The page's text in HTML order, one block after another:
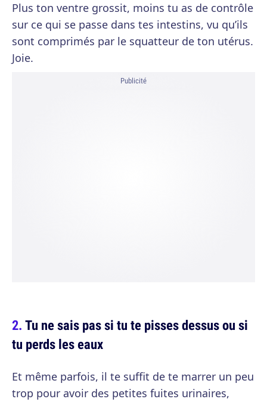
Plus ton ventre grossit, moins tu as de contrôle
sur ce qui se passe dans tes intestins, vu qu’ils
sont comprimés par le squatteur de ton utérus.
Joie.
Publicité
Tu ne sais pas si tu te pisses dessus ou si
tu perds les eaux
Et même parfois, il te suffit de te marrer un peu
trop pour avoir des petites fuites urinaires,